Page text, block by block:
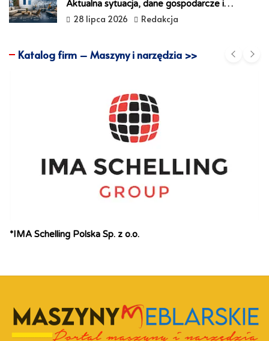
Aktualna sytuacja, dane gospodarcze i
prognozy na 2027 rok
28 lipca 2026 Redakcja
Katalog firm – Maszyny i narzędzia >>
*IMA Schelling Polska Sp. z o.o.